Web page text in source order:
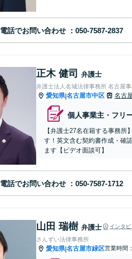
電話でお問い合わせ
正木 健司 弁護士
弁護士法人名城法律事務所 名古屋
愛知県|名古屋市中区 名古
個人事業主・フリ
【弁護士27名在籍する事務
す！英文含む契約書作成・確
ます【ビデオ面談可】
電話でお問い合わせ
山田 瑞樹 弁護士 インタ
さんずい法律事務所
愛知県|名古屋市緑区営業時間